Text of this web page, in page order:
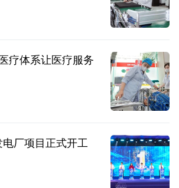
疗体系让医疗服务
厂项目正式开工